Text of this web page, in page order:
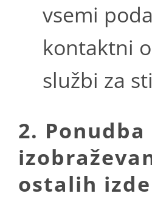
vsemi
kontaktni
službi za
2. Ponudba
ostalih